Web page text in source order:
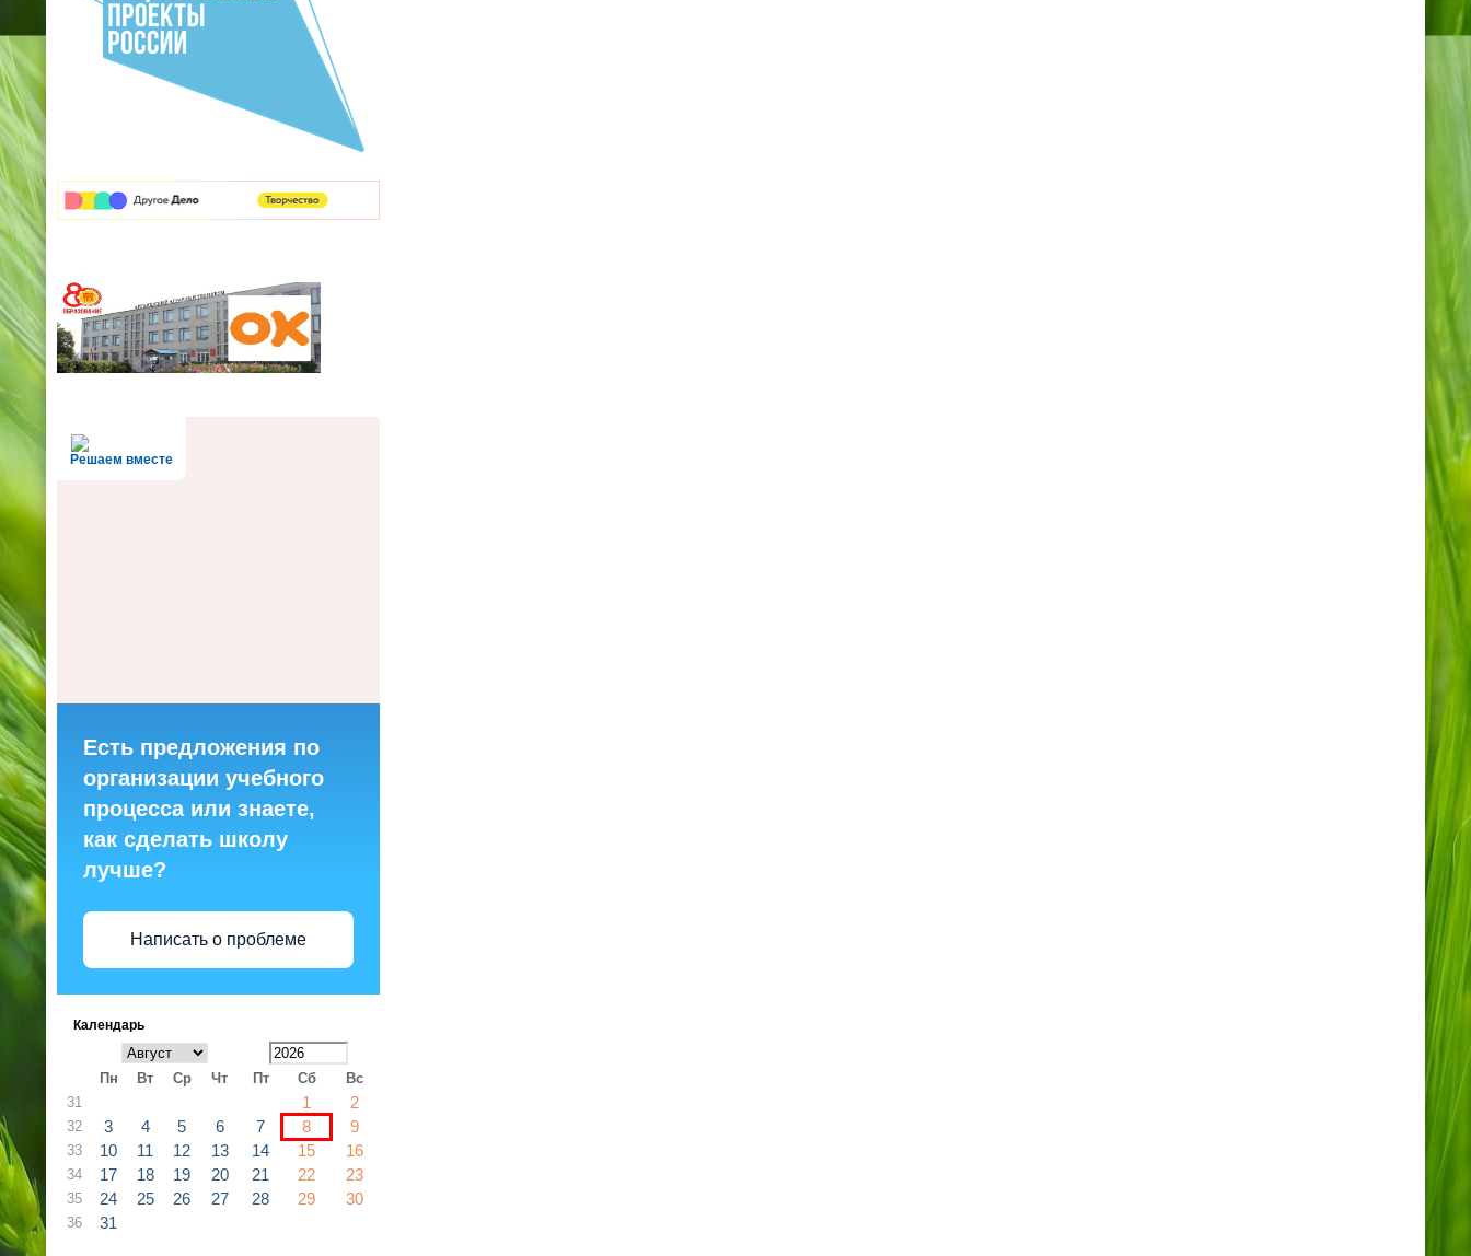
Решаем вместе
Есть предложения по
организации учебного
процесса или знаете,
как сделать школу
лучше?
Написать о проблеме
Календарь
Пн Вт Ср Чт Пт Сб
Вс
31
1 2
32 3 4 5 6 7 8 9
33 10 11 12 13 14 15 16
34 17 18 19 20 21 22 23
35 24 25 26 27 28 29 30
36 31